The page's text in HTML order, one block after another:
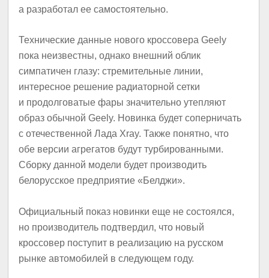
а разработал ее самостоятельно.
Технические данные нового кроссовера Geely
пока неизвестны, однако внешний облик
симпатичен глазу: стремительные линии,
интересное решение радиаторной сетки
и продолговатые фары значительно утепляют
образ обычной Geely. Новинка будет соперничать
с отечественной Лада Xray. Также понятно, что
обе версии агрегатов будут турбированными.
Сборку данной модели будет производить
белорусское предприятие «Белджи».
Официальный показ новинки еще не состоялся,
но производитель подтвердил, что новый
кроссовер поступит в реализацию на русском
рынке автомобилей в следующем году.